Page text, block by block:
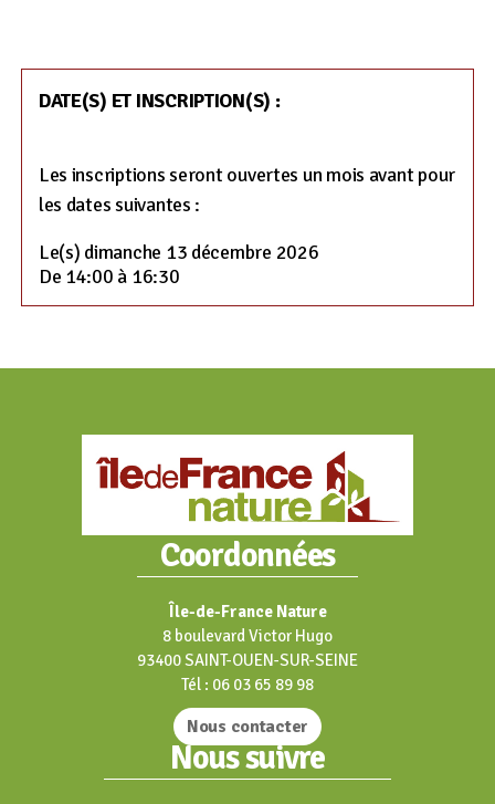
DATE(S) ET INSCRIPTION(S) :
Les inscriptions seront ouvertes un mois avant pour
les dates suivantes :
Le(s) dimanche 13 décembre 2026
De 14:00 à 16:30
Coordonnées
Île-de-France Nature
8 boulevard Victor Hugo
93400 SAINT-OUEN-SUR-SEINE
Tél : 06 03 65 89 98
Nous contacter
Nous suivre